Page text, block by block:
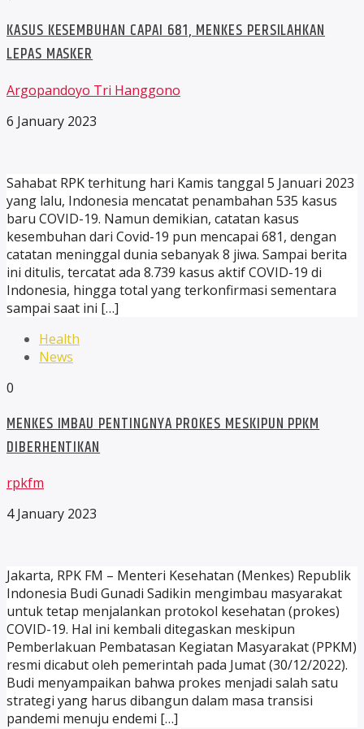
KASUS KESEMBUHAN CAPAI 681, MENKES PERSILAHKAN
LEPAS MASKER
Argopandoyo Tri Hanggono
6 January 2023
Sahabat RPK terhitung hari Kamis tanggal 5 Januari 2023
yang lalu, Indonesia mencatat penambahan 535 kasus
baru COVID-19. Namun demikian, catatan kasus
kesembuhan dari Covid-19 pun mencapai 681, dengan
catatan meninggal dunia sebanyak 8 jiwa. Sampai berita
ini ditulis, tercatat ada 8.739 kasus aktif COVID-19 di
Indonesia, hingga total yang terkonfirmasi sementara
sampai saat ini […]
Health
News
0
MENKES IMBAU PENTINGNYA PROKES MESKIPUN PPKM
DIBERHENTIKAN
rpkfm
4 January 2023
Jakarta, RPK FM – Menteri Kesehatan (Menkes) Republik
Indonesia Budi Gunadi Sadikin mengimbau masyarakat
untuk tetap menjalankan protokol kesehatan (prokes)
COVID-19. Hal ini kembali ditegaskan meskipun
Pemberlakuan Pembatasan Kegiatan Masyarakat (PPKM)
resmi dicabut oleh pemerintah pada Jumat (30/12/2022).
Budi menyampaikan bahwa prokes menjadi salah satu
strategi yang harus dibangun dalam masa transisi
pandemi menuju endemi […]